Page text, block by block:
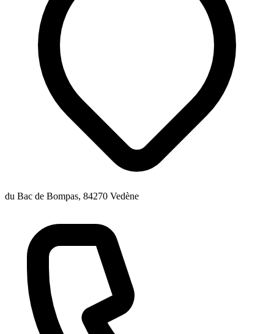
du Bac de Bompas, 84270 Vedène